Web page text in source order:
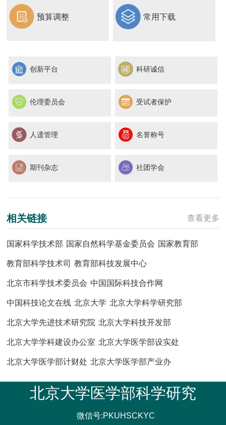
预算调整 常用下载
创新平台 科研诚信
伦理委员会 受试者保护
人遗管理 名誉称号
期刊杂志 社团学会
相关链接 查看更多
国家科学技术部 国家自然科学基金委员会 国家教育部
教育部科学技术司 教育部科技发展中心
北京市科学技术委员会 中国国际科技合作网
中国科技论文在线 北京大学 北京大学科学研究部
北京大学先进技术研究院 北京大学科技开发部
北京大学学科建设办公室 北京大学医学部设实处
北京大学医学部计财处 北京大学医学部产业办
北京大学医学部科学研究
微信号:PKUHSCKYC